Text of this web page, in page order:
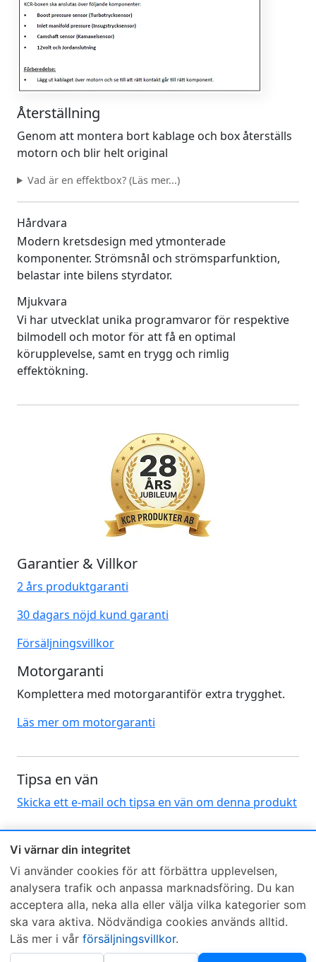
Vi värnar din integritet
Vi använder cookies för att förbättra upplevelsen,
analysera trafik och anpassa marknadsföring. Du kan
acceptera alla, neka alla eller välja vilka kategorier som
ska vara aktiva. Nödvändiga cookies används alltid.
Läs mer i vår försäljningsvillkor.
Återställning
Genom att montera bort kablage och box återställs
motorn och blir helt original
Vad är en effektbox? (Läs mer...)
Hårdvara
Modern kretsdesign med ytmonterade
komponenter. Strömsnål och strömsparfunktion,
belastar inte bilens styrdator.
Mjukvara
Vi har utvecklat unika programvaror för respektive
bilmodell och motor för att få en optimal
körupplevelse, samt en trygg och rimlig
effektökning.
Garantier & Villkor
2 års produktgaranti
30 dagars nöjd kund garanti
Försäljningsvillkor
Motorgaranti
Komplettera med motorgarantiför extra trygghet.
Läs mer om motorgaranti
Tipsa en vän
Skicka ett e-mail och tipsa en vän om denna produkt
Sveriges mest sålda dieselbox
Kontakta KCR
Om KCR/Garantier
Sök KCR-box